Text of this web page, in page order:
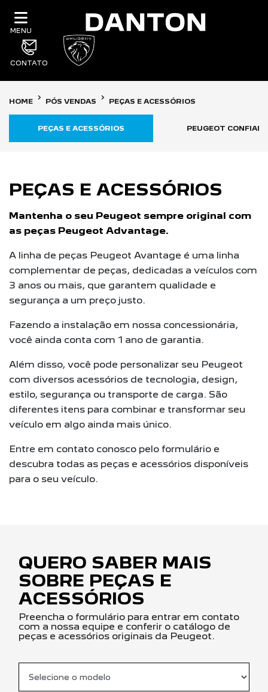
MENU
CONTATO
HOME PÓS VENDAS PEÇAS E ACESSÓRIOS
PEUGEOT
PEÇAS E ACESSÓRIOS
PEÇAS E ACESSÓRIOS
Mantenha o seu Peugeot sempre original com
as peças Peugeot Advantage.
A linha de peças Peugeot Avantage é uma linha
complementar de peças, dedicadas a veículos com
3 anos ou mais, que garantem qualidade e
segurança a um preço justo.
Fazendo a instalação em nossa concessionária,
você ainda conta com 1 ano de garantia.
Além disso, você pode personalizar seu Peugeot
com diversos acessórios de tecnologia, design,
estilo, segurança ou transporte de carga. São
diferentes itens para combinar e transformar seu
veículo em algo ainda mais único.
Entre em contato conosco pelo formulário e
descubra todas as peças e acessórios disponíveis
para o seu veículo.
QUERO SABER MAIS
SOBRE PEÇAS E
ACESSÓRIOS
Preencha o formulário para entrar em contato
com a nossa equipe e conferir o catálogo de
peças e acessórios originais da Peugeot.